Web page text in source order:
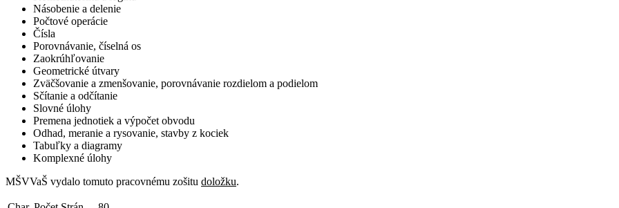
Násobenie a delenie
Počtové operácie
Čísla
Porovnávanie, číselná os
Zaokrúhľovanie
Geometrické útvary
Zväčšovanie a zmenšovanie, porovnávanie rozdielom a podielom
Sčítanie a odčítanie
Slovné úlohy
Premena jednotiek a výpočet obvodu
Odhad, meranie a rysovanie, stavby z kociek
Tabuľky a diagramy
Komplexné úlohy
MŠVVaŠ vydalo tomuto pracovnému zošitu doložku.